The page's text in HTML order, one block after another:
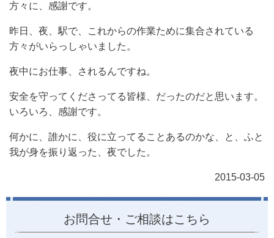
方々に、感謝です。
昨日、夜、駅で、これからの作業ために集合されている
方々がいらっしゃいました。
夜中にお仕事、されるんですね。
安全を守ってくださってる皆様、だったのだと思います。
いろいろ、感謝です。
何かに、誰かに、役に立ってることあるのかな、と、ふと
我が身を振り返った、夜でした。
2015-03-05
お問合せ・ご相談はこちら